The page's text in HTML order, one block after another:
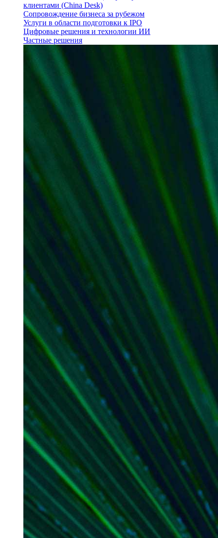
клиентами (China Desk)
Сопровождение бизнеса за рубежом
Услуги в области подготовки к IPO
Цифровые решения и технологии ИИ
Частные решения